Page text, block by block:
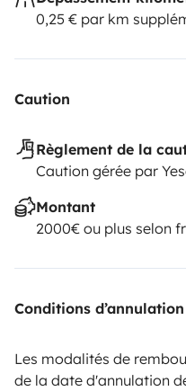
0,25 € par km
Caution
Règlement de la
Caution gérée par
Montant
2000€ ou plus selon
Conditions d’annulation
Les modalités de
de la date d'annulation